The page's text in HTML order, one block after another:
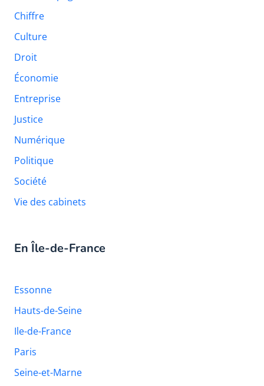
Chiffre
Culture
Droit
Économie
Entreprise
Justice
Numérique
Politique
Société
Vie des cabinets
En Île-de-France
Essonne
Hauts-de-Seine
Ile-de-France
Paris
Seine-et-Marne